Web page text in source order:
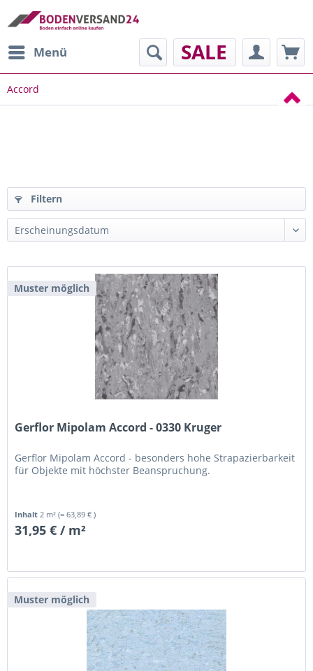
Menü SALE
Accord
Filtern
Muster möglich
Gerflor Mipolam Accord - 0330 Kruger
Gerflor Mipolam Accord - besonders hohe Strapazierbarkeit
für Objekte mit höchster Beanspruchung.
Inhalt 2 m²(= 63,89 € )
31,95 € / m²
Muster möglich